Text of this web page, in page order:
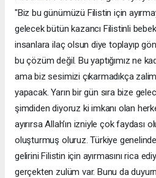
"Biz bu günümüzü Filistin için
gelecek bütün kazancı Filistinli
insanlara ilaç olsun diye toplayıp
bu çözüm değil. Bu yaptığımız ne
ama biz sesimizi çıkarmadıkça
yapacak. Yarın bir gün sıra bize
şimdiden diyoruz ki imkanı olan
ayırırsa Allah’ın izniyle çok faydası
oluşturmuş oluruz. Türkiye
gelirini Filistin için ayırmasını rica
gerçekten zulüm var. Bunu da